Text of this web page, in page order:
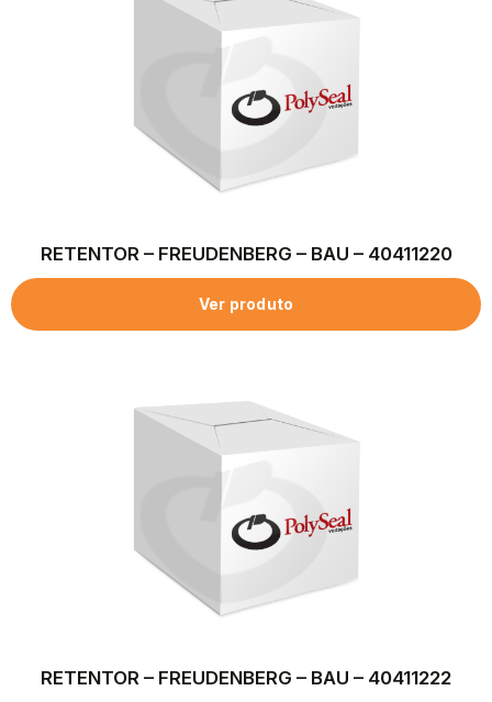
RETENTOR – FREUDENBERG – BAU – 40411220
Ver produto
RETENTOR – FREUDENBERG – BAU – 40411222